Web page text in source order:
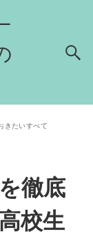
きたいすべて
徹底
校生